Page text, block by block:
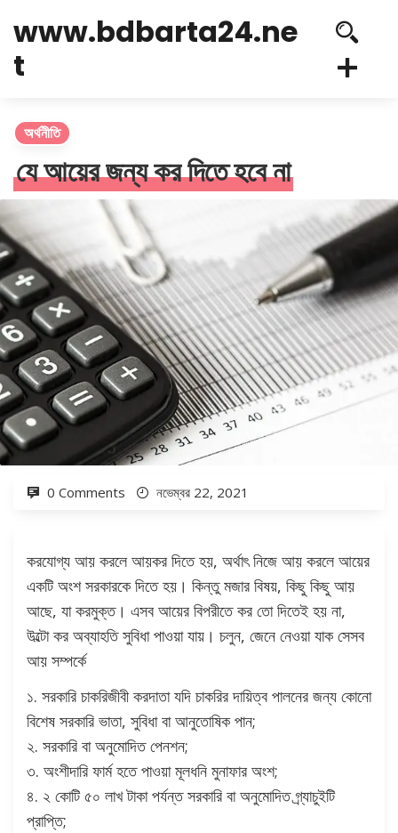
www.bdbarta24.ne
t
অর্থনীতি
যে আয়ের জন্য কর দিতে হবে না
0 Comments নভেম্বর 22, 2021
করযোগ্য আয় করলে আয়কর দিতে হয়, অর্থাৎ নিজে আয় করলে আয়ের
একটি অংশ সরকারকে দিতে হয়। কিন্তু মজার বিষয়, কিছু কিছু আয়
আছে, যা করমুক্ত। এসব আয়ের বিপরীতে কর তো দিতেই হয় না,
উল্টো কর অব্যাহতি সুবিধা পাওয়া যায়। চলুন, জেনে নেওয়া যাক সেসব
আয় সম্পর্কে
১. সরকারি চাকরিজীবী করদাতা যদি চাকরির দায়িত্ব পালনের জন্য কোনো
বিশেষ সরকারি ভাতা, সুবিধা বা আনুতোষিক পান;
২. সরকারি বা অনুমোদিত পেনশন;
৩. অংশীদারি ফার্ম হতে পাওয়া মূলধনি মুনাফার অংশ;
৪. ২ কোটি ৫০ লাখ টাকা পর্যন্ত সরকারি বা অনুমোদিত গ্র্যাচুইটি
প্রাপ্তি;